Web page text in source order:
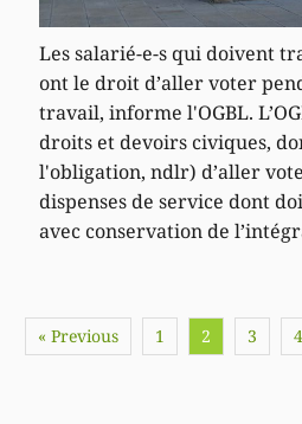
Les salarié-e-s qui doivent
ont le droit d’aller voter
travail, informe l'OGBL.
droits et devoirs civiques,
l'obligation, ndlr) d’aller
dispenses de service dont
avec conservation de
« Previous 1 2 3 4